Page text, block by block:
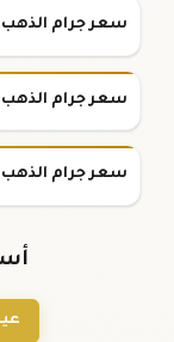
سعر جرام الذهب
سعر جرام الذهب
سعر جرام الذهب